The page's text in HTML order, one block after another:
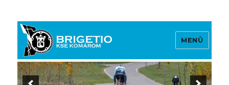
Brigetio KSE
MENÜ